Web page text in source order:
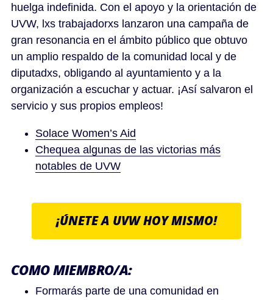
huelga indefinida. Con el apoyo y la orientación de
UVW, lxs trabajadorxs lanzaron una campaña de
gran resonancia en el ámbito público que obtuvo
un amplio respaldo de la comunidad local y de
diputadxs, obligando al ayuntamiento y a la
organización a escuchar y actuar. ¡Así salvaron el
servicio y sus propios empleos!
Solace Women’s Aid
Chequea algunas de las victorias más
notables de UVW
¡ÚNETE A UVW HOY MISMO!
COMO MIEMBRO/A:
Formarás parte de una comunidad en